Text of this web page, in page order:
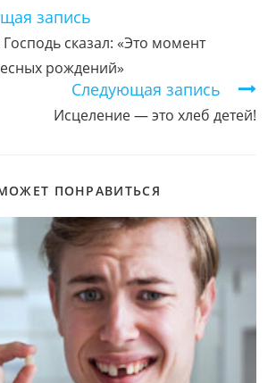
запись
сказал: «Это момент
рождений»
Следующая запись
Исцеление — это хлеб детей!
ПОНРАВИТЬСЯ